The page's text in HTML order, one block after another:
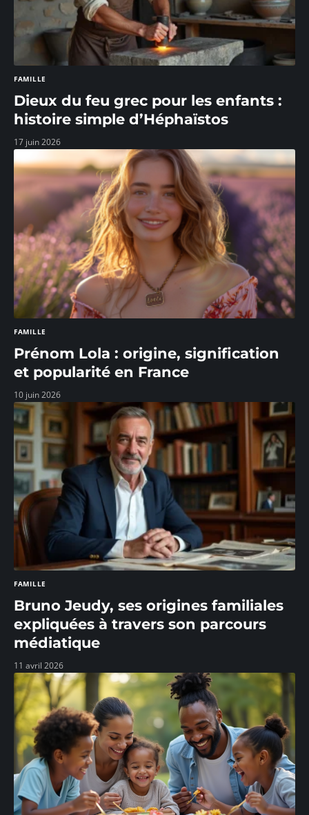
FAMILLE
Dieux du feu grec pour les enfants :
histoire simple d’Héphaïstos
17 juin 2026
FAMILLE
Prénom Lola : origine, signification
et popularité en France
10 juin 2026
FAMILLE
Bruno Jeudy, ses origines familiales
expliquées à travers son parcours
médiatique
11 avril 2026